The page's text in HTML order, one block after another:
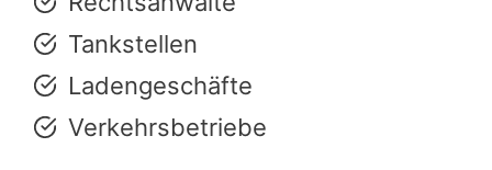
Tankstellen
Ladengeschäfte
Verkehrsbetriebe